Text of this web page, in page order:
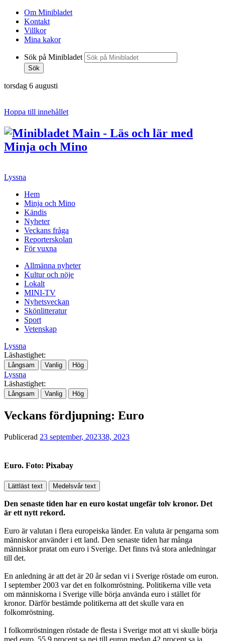
Om Minibladet
Kontakt
Villkor
Mina kakor
Sök på Minibladet
Sök
torsdag 6 augusti
Hoppa till innehållet
Lyssna
Hem
Minja och Mino
Kändis
Nyheter
Veckans fråga
Reporterskolan
För vuxna
Allmänna nyheter
Kultur och nöje
Lokalt
MINI-TV
Nyhetsveckan
Skönlitteratur
Sport
Vetenskap
Lyssna
Läshastighet:
Långsam Vanlig Hög
Lyssna
Läshastighet:
Långsam Vanlig Hög
Veckans fördjupning: Euro
Publicerad 23 september, 202338, 2023
Euro. Foto: Pixabay
Lättläst text Medelsvår text
Den senaste tiden har en euro kostat ungefär tolv kronor. Det
är ett nytt rekord.
Euro är valutan i flera europeiska länder. En valuta är pengarna som
människor använder i ett land. Den senaste tiden har många
människor pratat om euro i Sverige. Det finns två stora anledningar
till det.
En anledning är att det är 20 år sedan vi i Sverige röstade om euron.
I september 2003 var det en folkomröstning. Politikerna ville veta
om människorna i Sverige ville börja använda euro i stället för
kronor. Därför bestämde politikerna att det skulle vara en
folkomröstning.
I folkomröstningen röstade de flesta i Sverige mot att vi skulle börja